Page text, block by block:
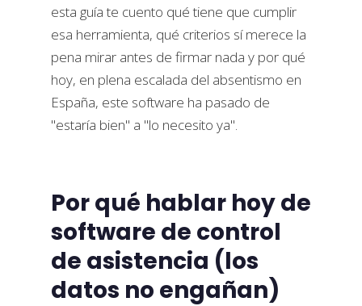
esta guía te cuento qué tiene que cumplir
esa herramienta, qué criterios sí merece la
pena mirar antes de firmar nada y por qué
hoy, en plena escalada del absentismo en
España, este software ha pasado de
"estaría bien" a "lo necesito ya".
Por qué hablar hoy de
software de control
de asistencia (los
datos no engañan)